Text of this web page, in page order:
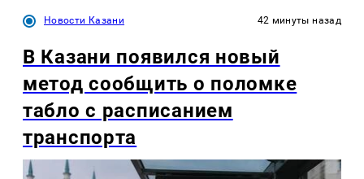
Новости Казани 42 минуты назад
В Казани появился новый
метод сообщить о поломке
табло с расписанием
транспорта